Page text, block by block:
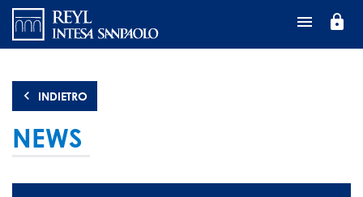
Salta
contenuto
lock
INDIETRO
NEWS